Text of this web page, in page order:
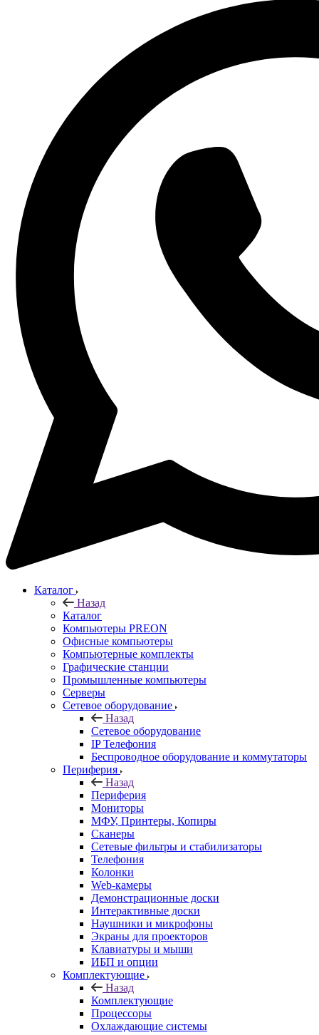
Каталог
Назад
Каталог
Компьютеры PREON
Офисные компьютеры
Компьютерные комплекты
Графические станции
Промышленные компьютеры
Серверы
Сетевое оборудование
Назад
Сетевое оборудование
IP Телефония
Беспроводное оборудование и коммутаторы
Периферия
Назад
Периферия
Мониторы
МФУ, Принтеры, Копиры
Сканеры
Сетевые фильтры и стабилизаторы
Телефония
Колонки
Web-камеры
Демонстрационные доски
Интерактивные доски
Наушники и микрофоны
Экраны для проекторов
Клавиатуры и мыши
ИБП и опции
Комплектующие
Назад
Комплектующие
Процессоры
Охлаждающие системы